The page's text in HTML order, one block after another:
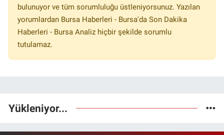
bulunuyor ve tüm sorumluluğu üstleniyorsunuz. Yazılan
yorumlardan Bursa Haberleri - Bursa'da Son Dakika
Haberleri - Bursa Analiz hiçbir şekilde sorumlu
tutulamaz.
Yükleniyor...